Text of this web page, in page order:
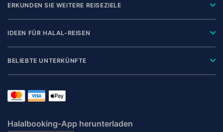
ERKUNDEN SIE WEITERE REISEZIELE
IDEEN FÜR HALAL-REISEN
BELIEBTE UNTERKÜNFTE
Halalbooking-App herunterladen